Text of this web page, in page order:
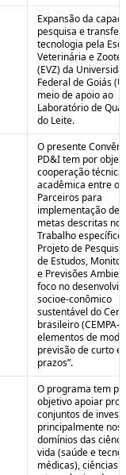
Expansão da
pesquisa e
tecnologia pela
Veterinária e
(EVZ) da
Federal de Goiás
meio de apoio ao
Laboratório de
do Leite.
O presente
PD&I tem por
cooperação técnica
acadêmica entre os
Parceiros para
implementação de
metas descritas no
Trabalho específico
Projeto de
de Estudos,
e Previsões
foco no
socioe-conômico
sustentável do
brasileiro (CEMPA-
elementos de
previsão de curto e
prazos”.
O programa tem
objetivo apoiar
conjuntos de
principalmente nos
domínios das
vida (saúde e
médicas), ciências